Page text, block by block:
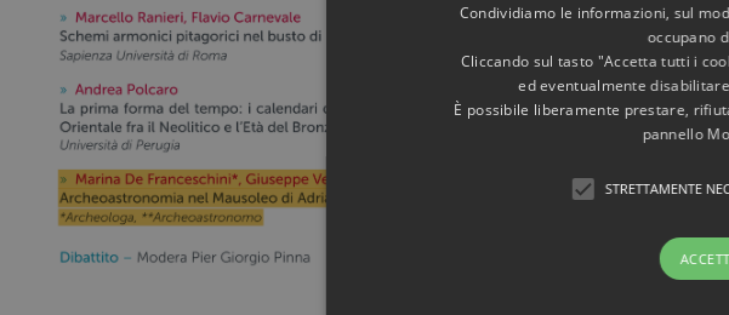
Condividiamo le informazioni, sul
occupano
Cliccando sul tasto "Accetta tutti i
ed eventualmente
È possibile liberamente prestare,
pannello
STRETTAMENTE